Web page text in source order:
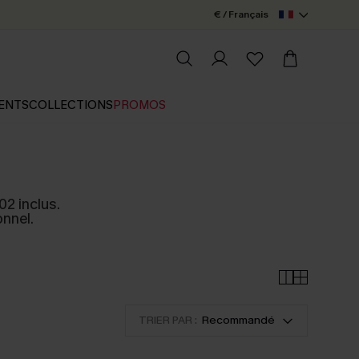
€ / Français
COLLECTIONSPROMOS
inclus.
TRIER PAR : Recommandé